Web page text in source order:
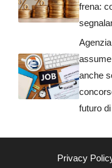
frena:
anche
futuro
Privacy